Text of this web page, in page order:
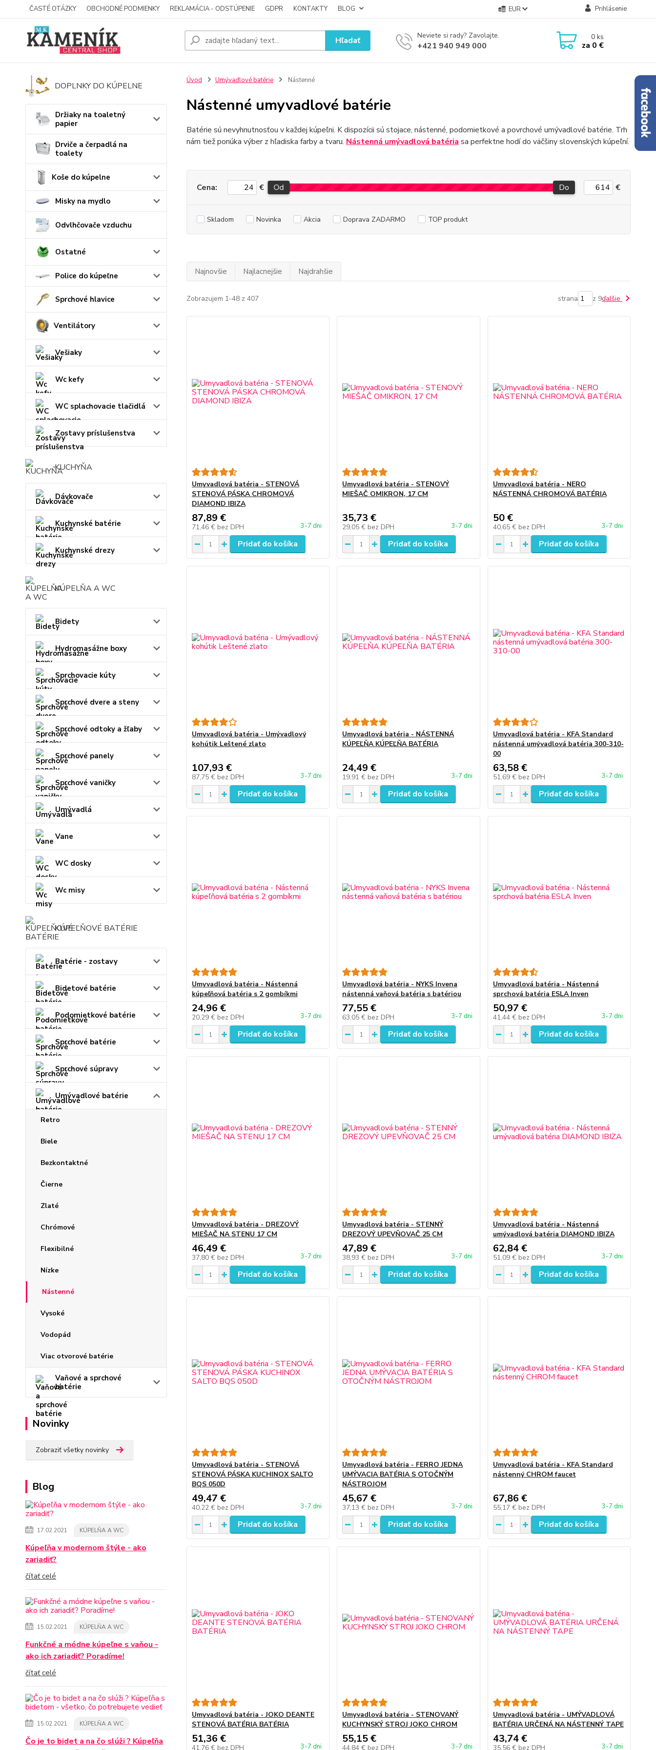
ČASTÉ OTÁZKY OBCHODNÉ PODMIENKY REKLAMÁCIA - ODSTÚPENIE GDPR KONTAKTY BLOG EUR Prihlásenie
Hľadať Neviete si rady? Zavolajte.
+421 940 949 000
0ks
za 0 €
DOPLNKY DO KÚPELNE
Držiaky na toaletný
papier
Drviče a čerpadlá na
toalety
Koše do kúpelne
Misky na mydlo
Odvlhčovače vzduchu
Ostatné
Police do kúpeľne
Sprchové hlavice
Ventilátory
Vešiaky
Wc kefy
WC splachovacie tlačidlá
Zostavy príslušenstva
KUCHYŇA
Dávkovače
Kuchynské batérie
Kuchynské drezy
KÚPELŇA A WC
Bidety
Hydromasážne boxy
Sprchovacie kúty
Sprchové dvere a steny
Sprchové odtoky a žľaby
Sprchové panely
Sprchové vaničky
Umývadlá
Vane
WC dosky
Wc misy
KÚPEĽŇOVÉ BATÉRIE
Batérie - zostavy
Bidetové batérie
Podomietkové batérie
Sprchové batérie
Sprchové súpravy
Umývadlové batérie
Retro
Biele
Bezkontaktné
Čierne
Zlaté
Chrómové
Flexibilné
Nízke
Nástenné
Vysoké
Vodopád
Viac otvorové batérie
Vaňové a sprchové
batérie
Novinky
Zobraziť všetky novinky
Blog
17.02.2021 KÚPELŇA A WC
Kúpeľňa v modernom štýle - ako
zariadiť?
čítať celé
15.02.2021 KÚPELŇA A WC
Funkčné a módne kúpeľne s vaňou -
ako ich zariadiť? Poradíme!
čítať celé
15.02.2021 KÚPELŇA A WC
Čo je to bidet a na čo slúži ? Kúpeľňa
Úvod Umývadlové batérie Nástenné
Nástenné umyvadlové batérie
Batérie sú nevyhnutnosťou v každej kúpeľni. K dispozícii sú stojace, nástenné, podomietkové a povrchové umývadlové batérie. Trh
nám tiež ponúka výber z hľadiska farby a tvaru. Nástenná umývadlová batéria sa perfektne hodí do väčšiny slovenských kúpeľní.
Cena: € Od Do €
Skladom Novinka Akcia Doprava ZADARMO TOP produkt
Najnovšie Najlacnejšie Najdrahšie
Zobrazujem 1-48 z 407 strana z 9ďalšie
Umyvadlová batéria - STENOVÁ
STENOVÁ PÁSKA CHROMOVÁ
DIAMOND IBIZA
87,89 €
71,46 € bez DPH 3-7 dni
Pridať do košíka
Umyvadlová batéria - STENOVÝ
MIEŠAČ OMIKRON, 17 CM
35,73 €
29,05 € bez DPH 3-7 dni
Pridať do košíka
Umyvadlová batéria - NERO
NÁSTENNÁ CHROMOVÁ BATÉRIA
50 €
40,65 € bez DPH 3-7 dni
Pridať do košíka
Umyvadlová batéria - Umývadlový
kohútik Leštené zlato
107,93 €
87,75 € bez DPH 3-7 dni
Pridať do košíka
Umyvadlová batéria - NÁSTENNÁ
KÚPEĽŇA KÚPEĽŇA BATÉRIA
24,49 €
19,91 € bez DPH 3-7 dni
Pridať do košíka
Umyvadlová batéria - KFA Standard
nástenná umývadlová batéria 300-310-
00
63,58 €
51,69 € bez DPH 3-7 dni
Pridať do košíka
Umyvadlová batéria - Nástenná
kúpeľňová batéria s 2 gombíkmi
24,96 €
20,29 € bez DPH 3-7 dni
Pridať do košíka
Umyvadlová batéria - NYKS Invena
nástenná vaňová batéria s batériou
77,55 €
63,05 € bez DPH 3-7 dni
Pridať do košíka
Umyvadlová batéria - Nástenná
sprchová batéria ESLA Inven
50,97 €
41,44 € bez DPH 3-7 dni
Pridať do košíka
Umyvadlová batéria - DREZOVÝ
MIEŠAČ NA STENU 17 CM
46,49 €
37,80 € bez DPH 3-7 dni
Pridať do košíka
Umyvadlová batéria - STENNÝ
DREZOVÝ UPEVŇOVAČ 25 CM
47,89 €
38,93 € bez DPH 3-7 dni
Pridať do košíka
Umyvadlová batéria - Nástenná
umývadlová batéria DIAMOND IBIZA
62,84 €
51,09 € bez DPH 3-7 dni
Pridať do košíka
Umyvadlová batéria - STENOVÁ
STENOVÁ PÁSKA KUCHINOX SALTO
BQS 050D
49,47 €
40,22 € bez DPH 3-7 dni
Pridať do košíka
Umyvadlová batéria - FERRO JEDNA
UMÝVACIA BATÉRIA S OTOČNÝM
NÁSTROJOM
45,67 €
37,13 € bez DPH 3-7 dni
Pridať do košíka
Umyvadlová batéria - KFA Standard
nástenný CHROM faucet
67,86 €
55,17 € bez DPH 3-7 dni
Pridať do košíka
Umyvadlová batéria - JOKO DEANTE
STENOVÁ BATÉRIA BATÉRIA
51,36 €
41,76 € bez DPH 3-7 dni
Umyvadlová batéria - STENOVANÝ
KUCHYNSKÝ STROJ JOKO CHROM
55,15 €
44,84 € bez DPH 3-7 dni
Umyvadlová batéria - UMÝVADLOVÁ
BATÉRIA URČENÁ NA NÁSTENNÝ TAPE
43,74 €
35,56 € bez DPH 3-7 dni